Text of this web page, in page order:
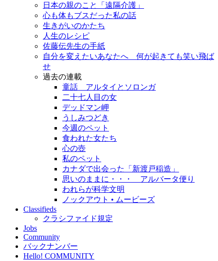
日本の親のこと「遠隔介護」
心も体もブスだった私の話
生きがいのかたち
人生のレシピ
佐藤伝先生の手紙
自分を変えたいあなたへ 何が起きても笑い飛ば
せ
過去の連載
童話 アルタイとソロンガ
二十七人目の女
デッドマン岬
うしみつどき
今週のペット
食われた女たち
心の壺
私のペット
カナダで出会った「新渡戸稲造」
思いのままに・・・ アルバータ便り
われらが科学文明
ノックアウト • ムービーズ
Classifieds
クラシファイド規定
Jobs
Community
バックナンバー
Hello! COMMUNITY